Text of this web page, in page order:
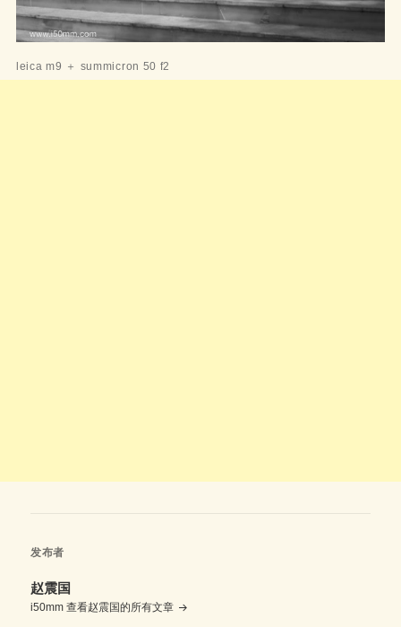
leica m9 ＋ summicron 50 f2
发布者
赵震国
i50mm查看赵震国的所有文章